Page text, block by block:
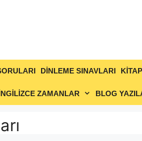
DİNLEME SINAVLARI
ZAMANLAR BLOG